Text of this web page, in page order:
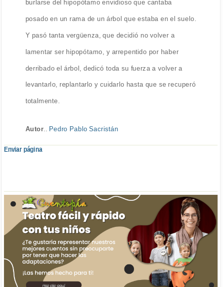
burlarse del hipopótamo envidioso que cantaba
posado en un rama de un árbol que estaba en el suelo.
Y pasó tanta vergüenza, que decidió no volver a
lamentar ser hipopótamo, y arrepentido por haber
derribado el árbol, dedicó toda su fuerza a volver a
levantarlo, replantarlo y cuidarlo hasta que se recuperó
totalmente.
Autor.. Pedro Pablo Sacristán
Enviar página